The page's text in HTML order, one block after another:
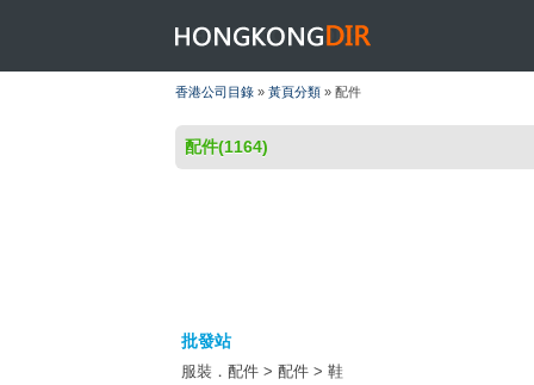
HONGKONGDIR
香港公司目錄 » 黃頁分類 » 配件
配件(1164)
批發站
服裝．配件 > 配件 > 鞋